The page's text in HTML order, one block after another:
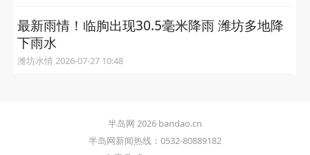
最新雨情！临朐出现30.5毫米降雨 潍坊多地降
下雨水
潍坊水情 2026-07-27 10:48
半岛网 2026 bandao.cn
半岛网新闻热线：0532-80889182